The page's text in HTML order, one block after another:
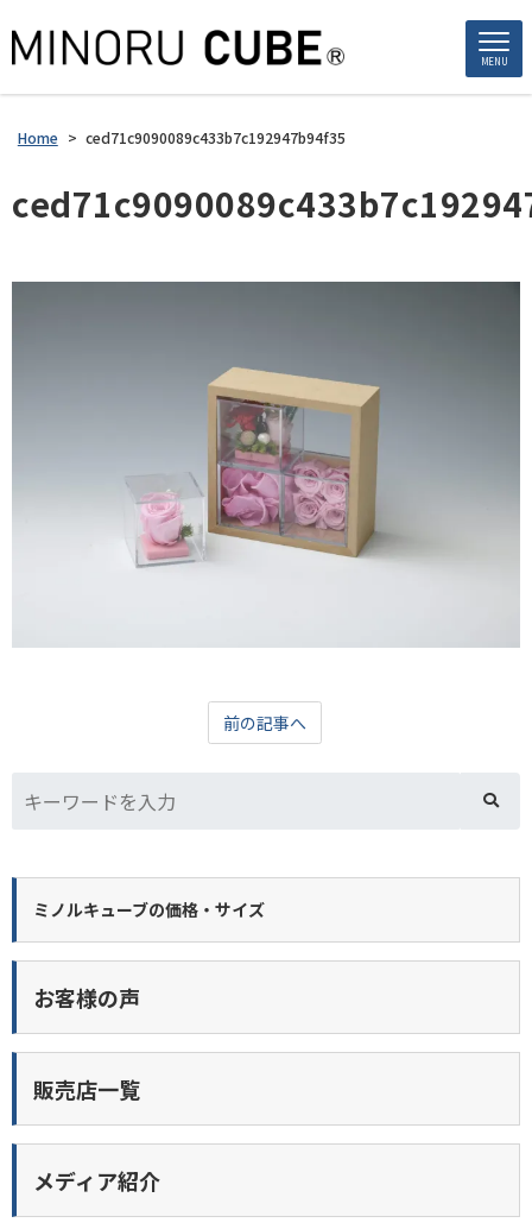
MENU
Home > ced71c9090089c433b7c192947b94f35
前の記事へ
ミノルキューブの価格・サイズ
お客様の声
販売店一覧
メディア紹介